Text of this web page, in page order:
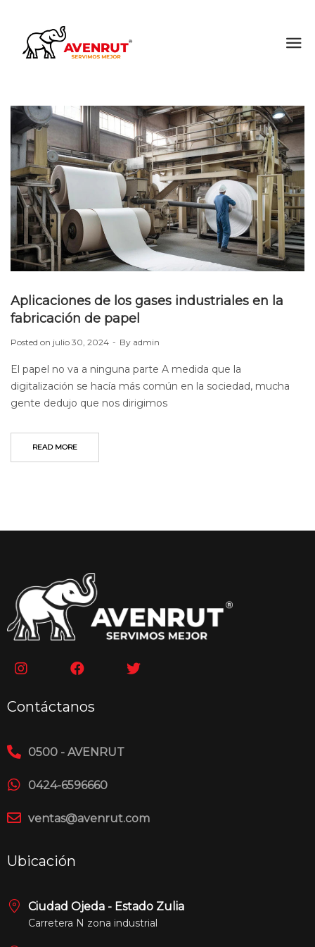
Aplicaciones de los gases industriales en la
fabricación de papel
Posted on julio 30, 2024 By admin
El papel no va a ninguna parte A medida que la
digitalización se hacía más común en la sociedad, mucha
gente dedujo que nos dirigimos
READ MORE
Contáctanos
0500 - AVENRUT
0424-6596660
ventas@avenrut.com
Ubicación
Ciudad Ojeda - Estado Zulia
Carretera N zona industrial